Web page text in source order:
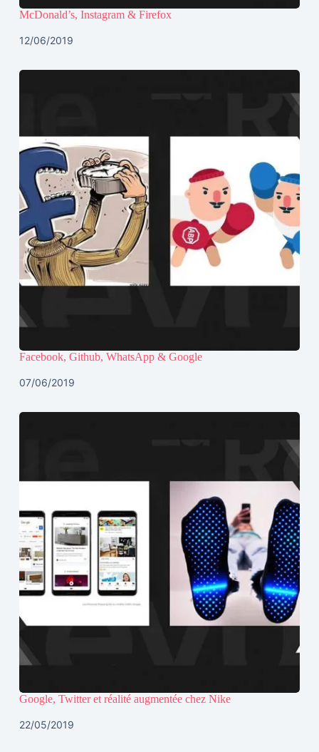
McDonald’s, Instagram & Firefox
12/06/2019
Facebook, Github, WhatsApp & Google
07/06/2019
Google, Twitter et réalité augmentée chez Nike
22/05/2019